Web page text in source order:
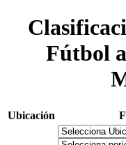
Fútbol
Ubicación